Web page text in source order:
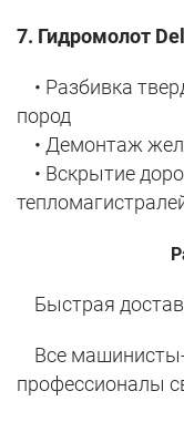
7. Гидромолот
• Разбивка
пород
• Демонтаж
• Вскрытие
Быстрая
Все
профессионалы